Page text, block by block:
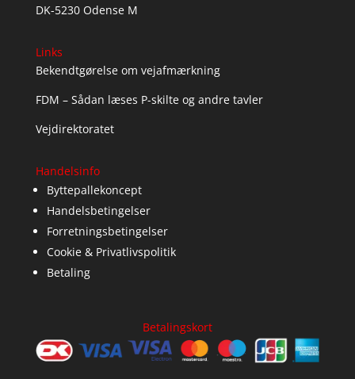
DK-5230 Odense M
Links
Bekendtgørelse om vejafmærkning
FDM – Sådan læses P-skilte og andre tavler
Vejdirektoratet
Handelsinfo
Byttepallekoncept
Handelsbetingelser
Forretningsbetingelser
Cookie & Privatlivspolitik
Betaling
Betalingskort